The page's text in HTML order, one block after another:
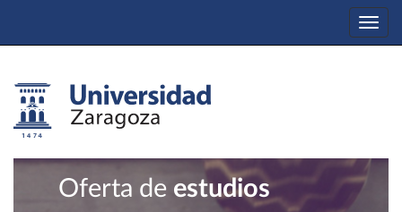
Oferta de estudios